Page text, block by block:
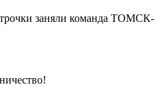
заняли команда ТОМСК-